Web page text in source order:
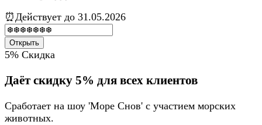
⏰Действует до 31.05.2026
Открыть
5% Скидка
Даёт скидку 5% для всех клиентов
Сработает на шоу 'Море Снов' с участием морских
животных.